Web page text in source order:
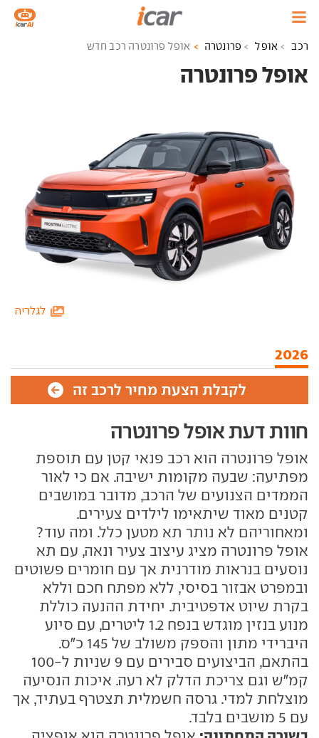
רכב אופל פרונטרה אופל פרונטרה רכב חדש
אופל פרונטרה ‏
2026
לגלריה
לקבלת הצעת מחיר לרכב זה
חוות דעת אופל פרונטרה
אופל פרונטרה הוא רכב פנאי קטן עם תוספת
מפתיעה: שבעה מקומות ישיבה. אם כי לאור
הממדים הצנועים של הרכב, מדובר במושבים
קטנים מאוד שיתאימו לילדים צעירים.
ומאחוריהם לא נותר תא מטען כלל. ומה עוד?
אופל פרונטרה מציג עיצוב צעיר ונאה, עם תא
נוסעים בנראות מודרנית אך עם חומרים פשוטים
ובמפרט אבזור בסיסי, ללא מפתח חכם וללא
בקרת שיוט אדפטיבית. יחידת ההנעה כוללת
מנוע בנזין מוגדש בנפח 1.2 ליטרים, עם סיוע
היברידי מתון והספק משולב של 145 כ"ס.
בהתאם, הביצועים סבירים עם 9 שניות ל-100
קמ"ש וגם צריכת הדלק לא רעה. איכות הנסיעה
מוצלחת למדי. גרסה חשמלית תצטרף בעתיד, אך
עם 5 מושבים בלבד.